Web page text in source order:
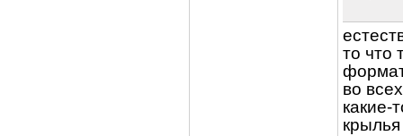
то что
во
какие-